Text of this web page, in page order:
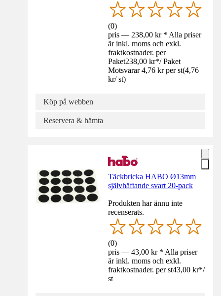
(0)
pris — 238,00 kr * Alla priser
är inkl. moms och exkl.
fraktkostnader. per
Paket238,00 kr*/ Paket
Motsvarar 4,76 kr per st(4,76
kr/ st)
Köp på webben
Reservera & hämta
Täckbricka HABO Ø13mm
självhäftande svart 20-pack
Produkten har ännu inte
recenserats.
(0)
pris — 43,00 kr * Alla priser
är inkl. moms och exkl.
fraktkostnader. per st43,00 kr*/
st